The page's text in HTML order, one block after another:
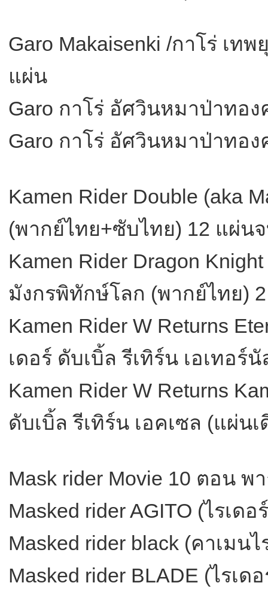
Garo Makaisenki /กาโร่ เท
แผ่น
Garo กาโร่ อัศวินหมาป่าทอ
Garo กาโร่ อัศวินหมาป่าทอ
Kamen Rider Double (aka
(พากย์ไทย+ซับไทย) 12 แผ่น
Kamen Rider Dragon
มังกรพิทักษ์โลก (พากย์ไทย)
Kamen Rider W Returns
เดอร์ ดับเบิ้ล รีเทิร์น เอเทอ
Kamen Rider W Returns
ดับเบิ้ล รีเทิร์น เอคเซล (แผ่น
Mask rider Movie 10 ตอน พ
Masked rider AGITO (ไรเด
Masked rider black (คาเมน
Masked rider BLADE (ไรเด